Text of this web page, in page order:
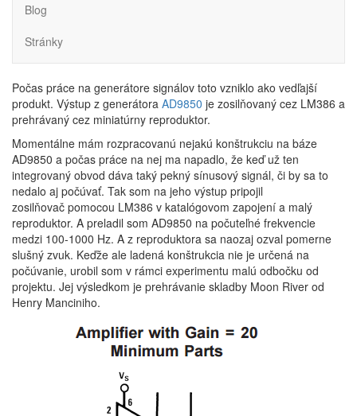
Blog
Stránky
Počas práce na generátore signálov toto vzniklo ako vedľajší
produkt. Výstup z generátora AD9850 je zosilňovaný cez LM386 a
prehrávaný cez miniatúrny reproduktor.
Momentálne mám rozpracovanú nejakú konštrukciu na báze
AD9850 a počas práce na nej ma napadlo, že keď už ten
integrovaný obvod dáva taký pekný sínusový signál, či by sa to
nedalo aj počúvať. Tak som na jeho výstup pripojil
zosilňovač pomocou LM386 v katalógovom zapojení a malý
reproduktor. A preladil som AD9850 na počuteľné frekvencie
medzi 100-1000 Hz. A z reproduktora sa naozaj ozval pomerne
slušný zvuk. Keďže ale ladená konštrukcia nie je určená na
počúvanie, urobil som v rámci experimentu malú odbočku od
projektu. Jej výsledkom je prehrávanie skladby Moon River od
Henry Manciniho.